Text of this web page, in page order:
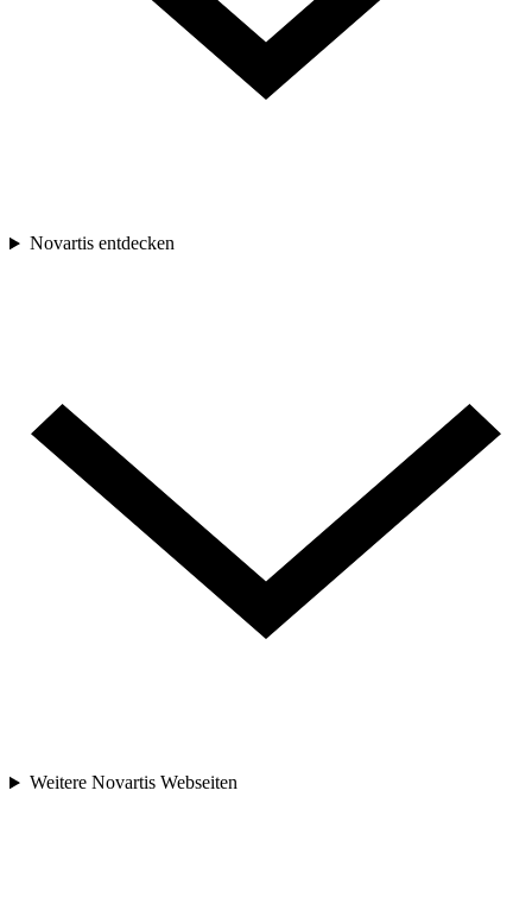
Novartis entdecken
Weitere Novartis Webseiten